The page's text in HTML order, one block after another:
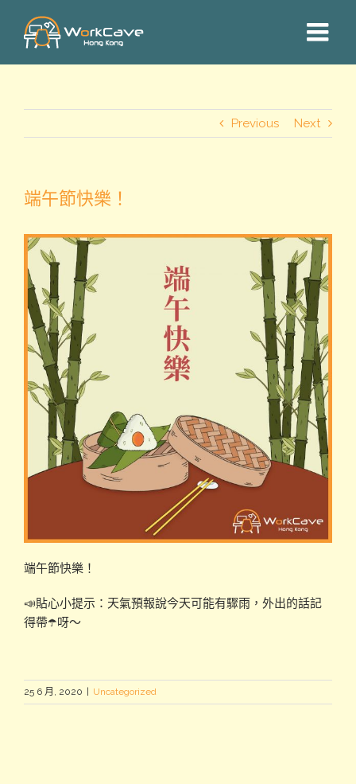
content
Previous Next
端午節快樂！
端午節快樂！
📣貼心小提示：天氣預報說今天可能有驟雨，外出的話記
得帶☂️呀～
25 6 月, 2020 Uncategorized